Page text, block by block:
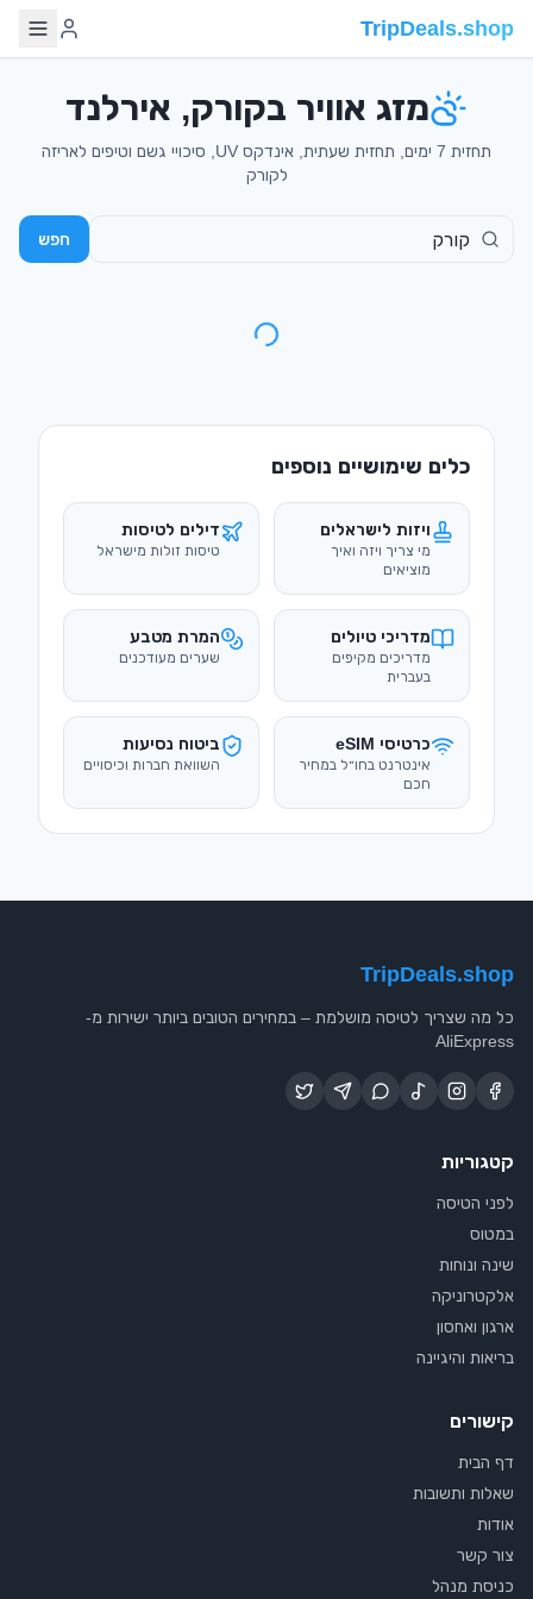
TripDeals.shop
מזג אוויר בקורק, אירלנד
תחזית 7 ימים, תחזית שעתית, אינדקס UV, סיכויי גשם וטיפים לאריזה
לקורק
חפש
כלים שימושיים נוספים
ויזות לישראלים
מי צריך ויזה ואיך
מוציאים
דילים לטיסות
טיסות זולות מישראל
מדריכי טיולים
מדריכים מקיפים
בעברית
המרת מטבע
שערים מעודכנים
כרטיסי eSIM
אינטרנט בחו״ל במחיר
חכם
ביטוח נסיעות
השוואת חברות וכיסויים
TripDeals.shop
כל מה שצריך לטיסה מושלמת – במחירים הטובים ביותר ישירות מ-
AliExpress
קטגוריות
לפני הטיסה
במטוס
שינה ונוחות
אלקטרוניקה
ארגון ואחסון
בריאות והיגיינה
קישורים
דף הבית
שאלות ותשובות
אודות
צור קשר
כניסת מנהל